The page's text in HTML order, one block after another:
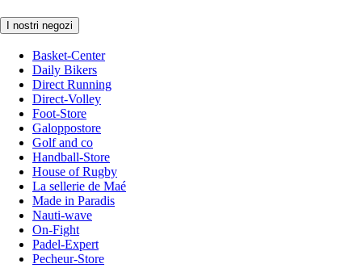
I nostri negozi
Basket-Center
Daily Bikers
Direct Running
Direct-Volley
Foot-Store
Galoppostore
Golf and co
Handball-Store
House of Rugby
La sellerie de Maé
Made in Paradis
Nauti-wave
On-Fight
Padel-Expert
Pecheur-Store